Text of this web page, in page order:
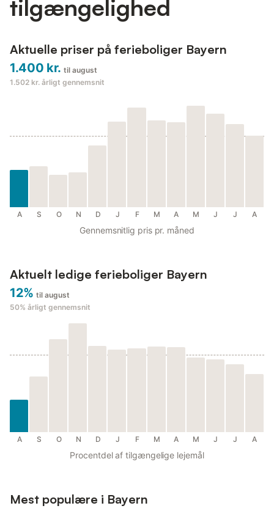
tilgængelighed
Aktuelle priser på ferieboliger Bayern
1.400 kr. til august
1.502 kr. årligt gennemsnit
A S O N D J F M A M J J A
Gennemsnitlig pris pr. måned
Aktuelt ledige ferieboliger Bayern
12% til august
50% årligt gennemsnit
A S O N D J F M A M J J A
Procentdel af tilgængelige lejemål
Mest populære i Bayern